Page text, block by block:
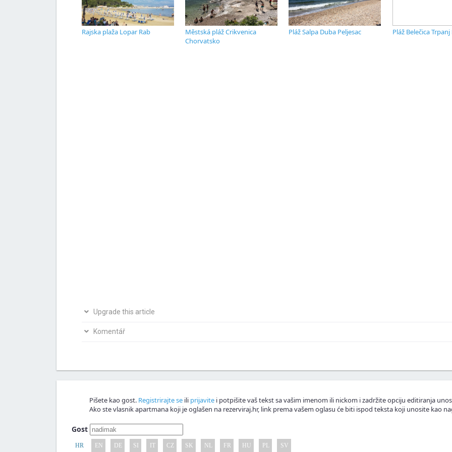
Rajska plaža Lopar Rab
Městská pláž Crikvenica
Chorvatsko
Pláž Salpa Duba Peljesac Pláž Belečica Trpanj
Upgrade this article
Bio si na ovom mjestu? Podijeli s nama svoja iskustva ili fotografije.
Komentář
Pišete kao gost. Registrirajte se ili prijavite i potpišite vaš tekst sa vašim imenom ili nickom i zadržite opciju editiranja
Ako ste vlasnik apartmana koji je oglašen na rezerviraj.hr, link prema vašem oglasu će biti ispod teksta koji unosite kao
Gost
HR EN DE SI IT CZ SK NL FR HU PL SV